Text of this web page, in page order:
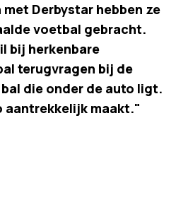
Derbystar hebben ze
voetbal gebracht.
bij herkenbare
terugvragen bij de
die onder de auto ligt.
aantrekkelijk maakt."